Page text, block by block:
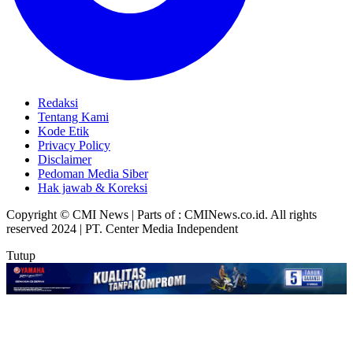
Redaksi
Tentang Kami
Kode Etik
Privacy Policy
Disclaimer
Pedoman Media Siber
Hak jawab & Koreksi
Copyright © CMI News | Parts of : CMINews.co.id. All rights
reserved 2024 | PT. Center Media Independent
Tutup